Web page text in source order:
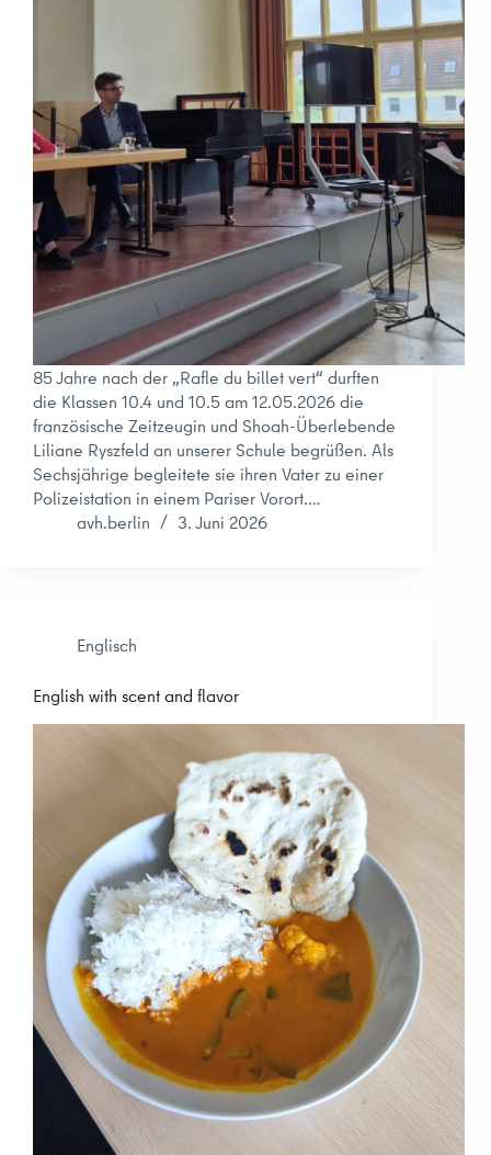
85 Jahre nach der „Rafle du billet vert“ durften
die Klassen 10.4 und 10.5 am 12.05.2026 die
französische Zeitzeugin und Shoah-Überlebende
Liliane Ryszfeld an unserer Schule begrüßen. Als
Sechsjährige begleitete sie ihren Vater zu einer
Polizeistation in einem Pariser Vorort.…
avh.berlin
3. Juni 2026
Englisch
English with scent and flavor